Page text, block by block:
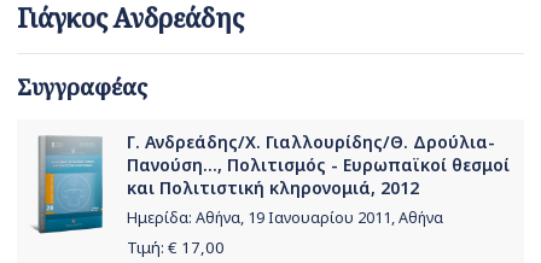
Γιάγκος Ανδρεάδης
Συγγραφέας
Γ. Ανδρεάδης/Χ. Γιαλλουρίδης/Θ. Δρούλια-
Πανούση..., Πολιτισμός - Ευρωπαϊκοί θεσμοί
και Πολιτιστική κληρονομιά, 2012
Ημερίδα: Αθήνα, 19 Ιανουαρίου 2011, Αθήνα
Τιμή: € 17,00